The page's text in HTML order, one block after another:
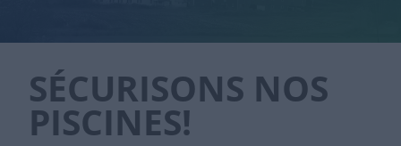
SÉCURISONS NOS
PISCINES!